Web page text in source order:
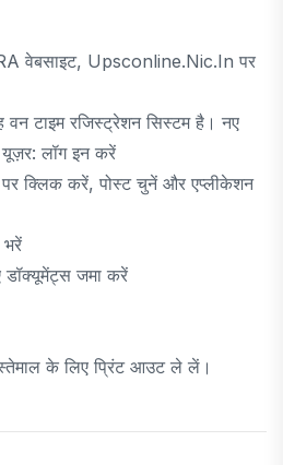
वेबसाइट, Upsconline.nic.in पर
वन टाइम रजिस्ट्रेशन सिस्टम है। नए
लॉग इन करें
क्लिक करें, पोस्ट चुनें और एप्लीकेशन
भरें
डॉक्यूमेंट्स जमा करें
के लिए प्रिंट आउट ले लें।